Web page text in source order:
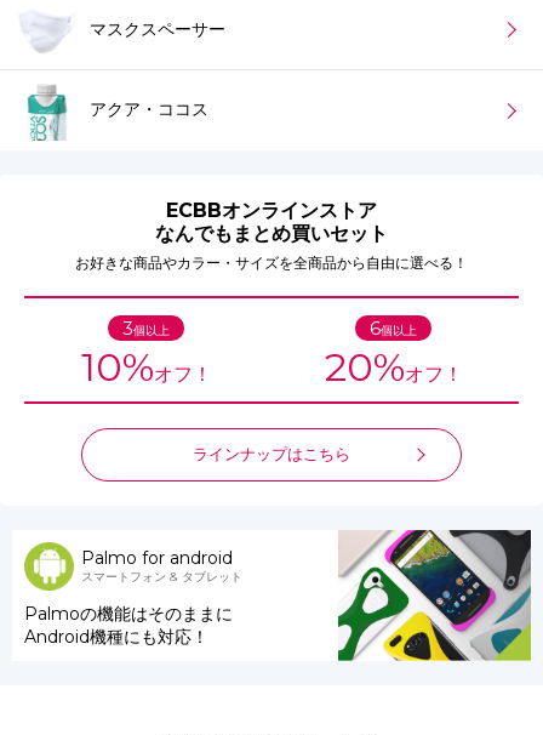
マスクスペーサー
アクア・ココス
ECBBオンラインストア
なんでもまとめ買いセット
お好きな商品やカラー・サイズを全商品から自由に選べる！
3個以上
10%オフ！
6個以上
20%オフ！
ラインナップはこちら
Palmo for android
スマートフォン & タブレット
Palmoの機能はそのままに
Android機種にも対応！